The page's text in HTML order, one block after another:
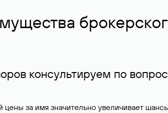
консультируем по
за имя значительно увеличивает